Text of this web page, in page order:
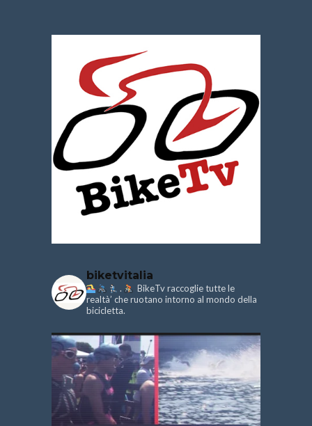
biketvitalia
.
BikeTv raccoglie tutte le
realtà’ che ruotano intorno al mondo della
bicicletta.